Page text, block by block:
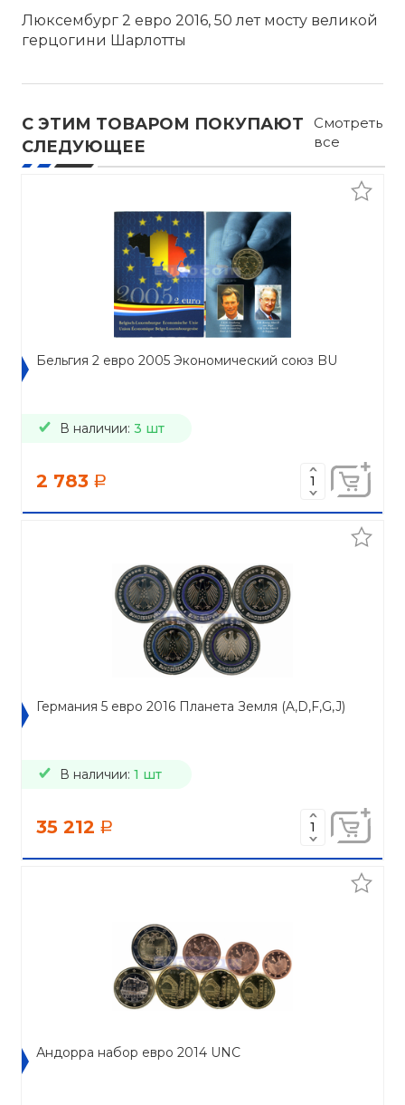
Люксембург 2 евро 2016, 50 лет мосту великой
герцогини Шарлотты
С ЭТИМ ТОВАРОМ ПОКУПАЮТ
СЛЕДУЮЩЕЕ
Смотреть
все
Бельгия 2 евро 2005 Экономический союз BU
В наличии: 3 шт
2 783 a
Германия 5 евро 2016 Планета Земля (A,D,F,G,J)
В наличии: 1 шт
35 212 a
Андорра набор евро 2014 UNC